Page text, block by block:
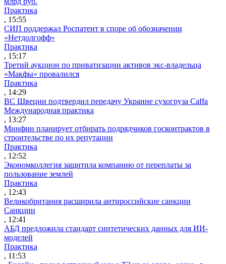
Практика
, 15:55
СИП поддержал Роспатент в споре об обозначении
«Нетдолгофф»
Практика
, 15:17
Третий аукцион по приватизации активов экс-владельца
«Макфы» провалился
Практика
, 14:29
ВС Швеции подтвердил передачу Украине сухогруза Caffa
Международная практика
, 13:27
Минфин планирует отбирать подрядчиков госконтрактов в
строительстве по их репутации
Практика
, 12:52
Экономколлегия защитила компанию от переплаты за
пользование землей
Практика
, 12:43
Великобритания расширила антироссийские санкции
Санкции
, 12:41
АБД предложила стандарт синтетических данных для ИИ-
моделей
Практика
, 11:53